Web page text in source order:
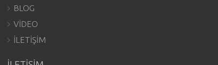
BLOG
VİDEO
İLETİŞİM